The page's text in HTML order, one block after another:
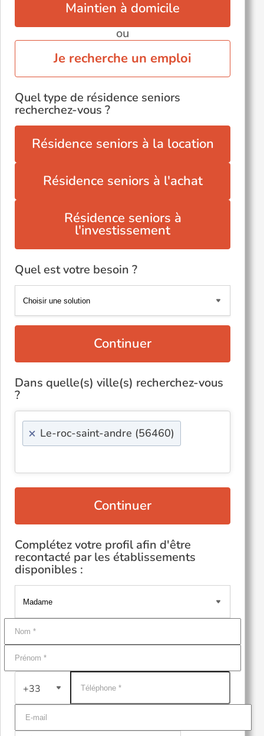
Maintien à domicile
ou
Je recherche un emploi
Quel type de résidence seniors
recherchez-vous ?
Résidence seniors à la location
Résidence seniors à l'achat
Résidence seniors à
l'investissement
Quel est votre besoin ?
Continuer
Dans quelle(s) ville(s) recherchez-vous
?
× Le-roc-saint-andre (56460)
Continuer
Complétez votre profil afin d'être
recontacté par les établissements
disponibles :
+33